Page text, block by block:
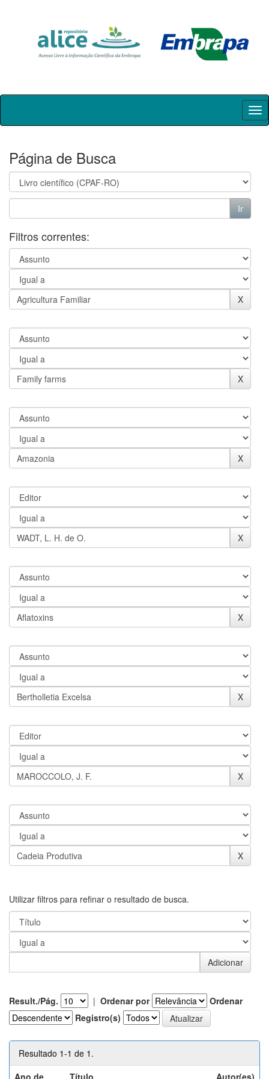
Skip
Página de Busca
Filtros correntes:
Utilizar filtros para refinar o resultado de busca.
Result./Pág. | Ordenar por
Ordenar
Registro(s)
Resultado 1-1 de 1.
Ano de
Título Autor(es)